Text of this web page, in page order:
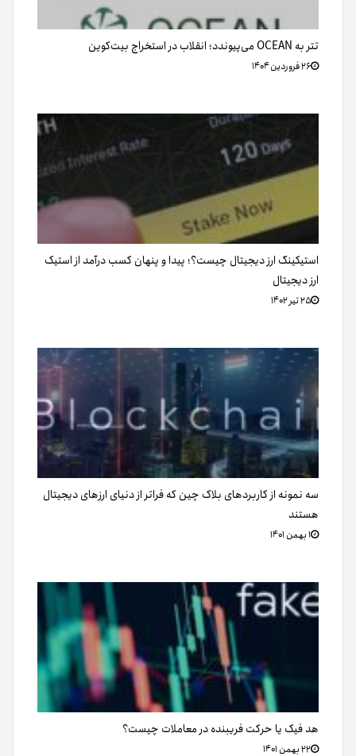
تتر به OCEAN می‌پیوندد؛ انقلاب در استخراج بیت‌کوین
۲۶ فروردین ۱۴۰۴
استیکینگ ارز دیجیتال چیست؟؛ پیدا و پنهان کسب درآمد از استیک
ارز دیجیتال
۲۵ تیر ۱۴۰۲
سه نمونه از کاربردهای بلاک چین که فراتر از دنیای ارزهای دیجیتال
هستند
۱ بهمن ۱۴۰۱
هد فیک یا حرکت فریبنده در معاملات چیست؟
۲۲ بهمن ۱۴۰۱